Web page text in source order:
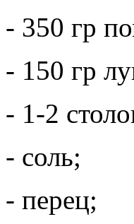
- 350 гр
- 150 гр
- 1-2
- соль;
- перец;